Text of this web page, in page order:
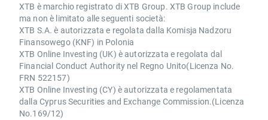
XTB è marchio registrato di XTB Group. XTB Group include
ma non è limitato alle seguenti società:
XTB S.A. è autorizzata e regolata dalla Komisja Nadzoru
Finansowego (KNF) in Polonia
XTB Online Investing (UK) è autorizzata e regolata dal
Financial Conduct Authority nel Regno Unito(Licenza No.
FRN 522157)
XTB Online Investing (CY) è autorizzata e regolamentata
dalla Cyprus Securities and Exchange Commission.(Licenza
No.169/12)